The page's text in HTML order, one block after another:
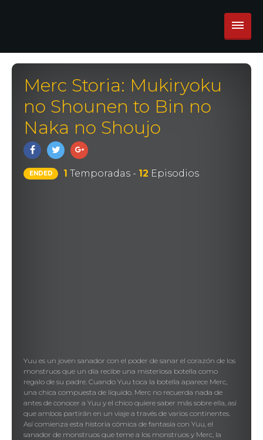
Merc Storia: Mukiryoku
no Shounen to Bin no
Naka no Shoujo
ENDED 1 Temporadas - 12 Episodios
Yuu es un joven sanador con el poder de sanar el corazón de los
monstruos que un día recibe una misteriosa botella como
regalo de su padre. Cuando Yuu toca la botella aparece Merc,
una chica compuesta de líquido. Merc no recuerda nada de
antes de conocer a Yuu y el chico quiere saber más sobre ella, así
que ambos partirán en un viaje a través de varios continentes.
Así comienza esta historia cómica de fantasía con Yuu, el
sanador de monstruos que teme a los monstruos y Merc, la